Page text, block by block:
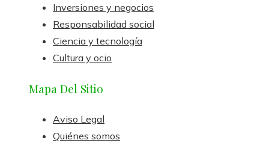
Inversiones y negocios
Responsabilidad social
Ciencia y tecnología
Cultura y ocio
Mapa Del Sitio
Aviso Legal
Quiénes somos